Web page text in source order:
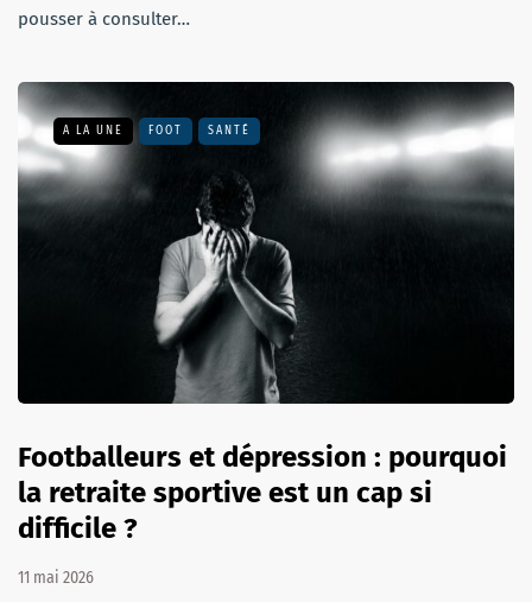
pousser à consulter…
A LA UNE FOOT SANTÉ
Footballeurs et dépression : pourquoi
la retraite sportive est un cap si
difficile ?
11 mai 2026